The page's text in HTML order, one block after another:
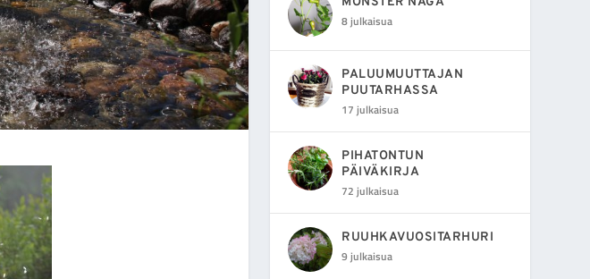
8 julkaisua
PALUUMUUTTAJAN
PUUTARHASSA
17 julkaisua
PIHATONTUN
PÄIVÄKIRJA
72 julkaisua
RUUHKAVUOSITARHURI
9 julkaisua